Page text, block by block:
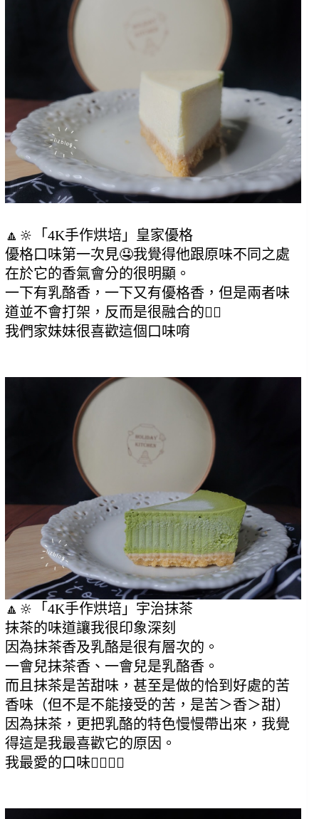
🔼🔆 「4K手作烘培」 皇家優格
優格口味第一次見🤤我覺得他跟原味不同之處
在於它的香氣會分的很明顯。
一下有乳酪香，一下又有優格香，但是兩者味
道並不會打架，反而是很融合的🙆‍♀️
我們家妹妹很喜歡這個口味唷
🔼🔆 「4K手作烘培」宇治抹茶
抹茶的味道讓我很印象深刻
因為抹茶香及乳酪是很有層次的。
一會兒抹茶香、一會兒是乳酪香。
而且抹茶是苦甜味，甚至是做的恰到好處的苦
香味（但不是不能接受的苦，是苦＞香＞甜）
因為抹茶，更把乳酪的特色慢慢帶出來，我覺
得這是我最喜歡它的原因。
我最愛的口味🙆‍♀️🙆‍♀️